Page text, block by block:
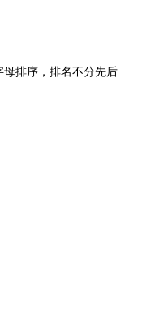
排序，排名不分先后